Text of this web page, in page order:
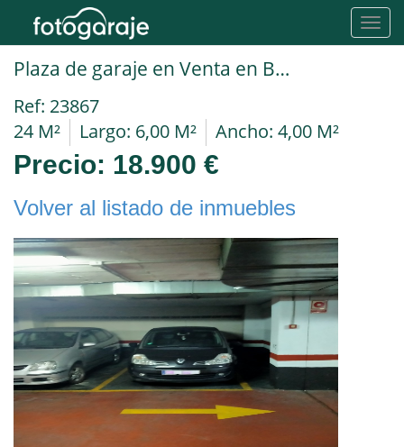
Plaza de garaje en Venta en Barakaldo en SAN VICENTE San Bartolome
Ref: 23867
24 M²
Largo: 6,00 M² Ancho: 4,00 M²
Precio: 18.900 €
Volver al listado de inmuebles